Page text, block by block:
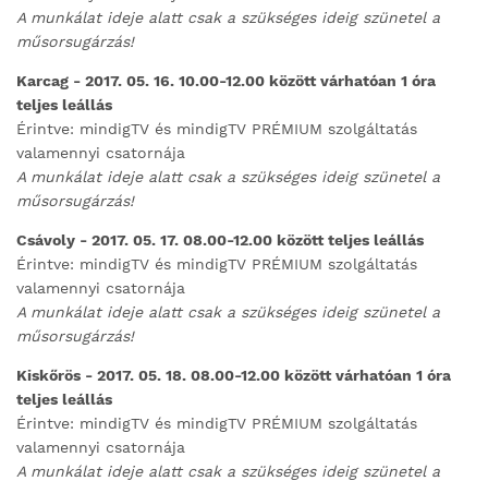
A munkálat ideje alatt csak a szükséges ideig szünetel a
műsorsugárzás!
Karcag - 2017. 05. 16. 10.00-12.00 között várhatóan 1 óra
teljes leállás
Érintve: mindigTV és mindigTV PRÉMIUM szolgáltatás
valamennyi csatornája
A munkálat ideje alatt csak a szükséges ideig szünetel a
műsorsugárzás!
Csávoly - 2017. 05. 17. 08.00-12.00 között teljes leállás
Érintve: mindigTV és mindigTV PRÉMIUM szolgáltatás
valamennyi csatornája
A munkálat ideje alatt csak a szükséges ideig szünetel a
műsorsugárzás!
Kiskőrös - 2017. 05. 18. 08.00-12.00 között várhatóan 1 óra
teljes leállás
Érintve: mindigTV és mindigTV PRÉMIUM szolgáltatás
valamennyi csatornája
A munkálat ideje alatt csak a szükséges ideig szünetel a